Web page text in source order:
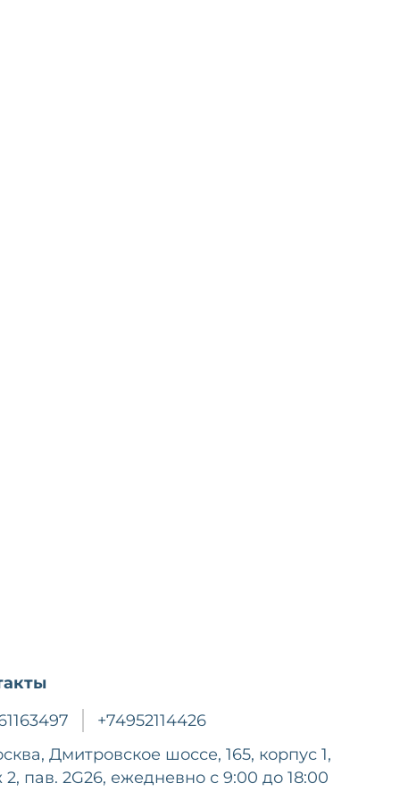
+74952114426
Дмитровское шоссе, 165, корпус 1,
2, пав. 2G26, ежедневно с 9:00 до 18:00